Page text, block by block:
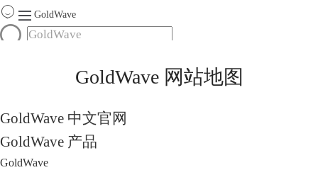
GoldWave
下载
购买
GoldWave 网站地图
GoldWave 中文官网
GoldWave 产品
GoldWave